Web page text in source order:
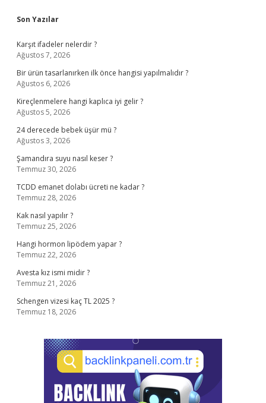
Sidebar
Son Yazılar
Karşıt ifadeler nelerdir ?
Ağustos 7, 2026
Bir ürün tasarlanırken ilk önce hangisi yapılmalıdır ?
Ağustos 6, 2026
Kireçlenmelere hangi kaplıca iyi gelir ?
Ağustos 5, 2026
24 derecede bebek üşür mü ?
Ağustos 3, 2026
Şamandıra suyu nasıl keser ?
Temmuz 30, 2026
TCDD emanet dolabı ücreti ne kadar ?
Temmuz 28, 2026
Kak nasıl yapılır ?
Temmuz 25, 2026
Hangi hormon lipödem yapar ?
Temmuz 22, 2026
Avesta kız ismi midir ?
Temmuz 21, 2026
Schengen vizesi kaç TL 2025 ?
Temmuz 18, 2026